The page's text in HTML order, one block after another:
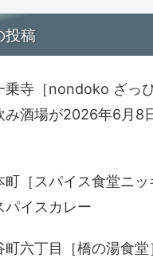
投稿
乗寺［nondoko ざっ
み酒場が2026年6月8
町［スパイス食堂ニッ
パイスカレー
町六丁目［橋の湯食堂